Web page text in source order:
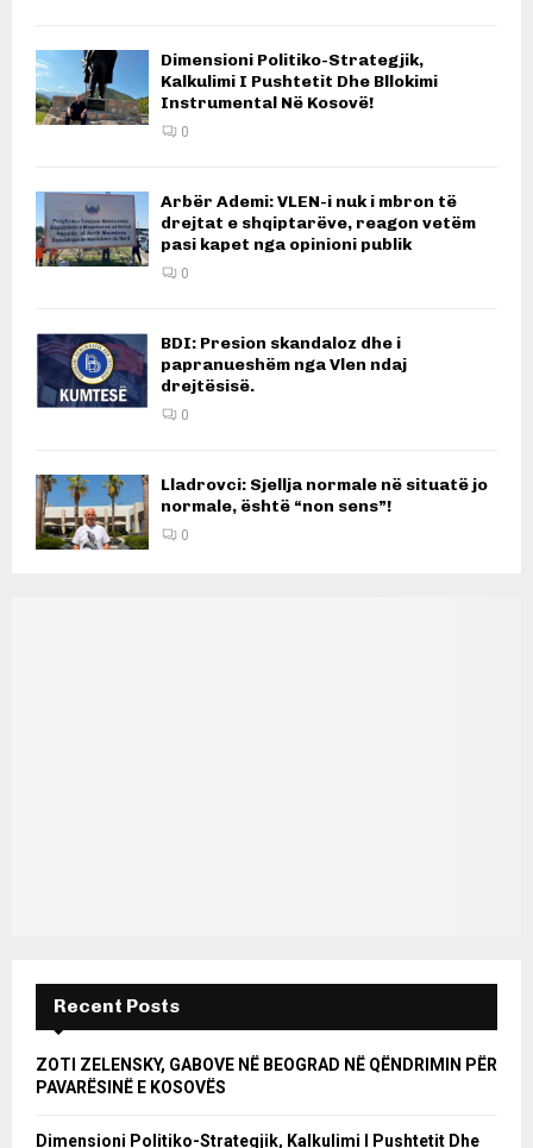
Dimensioni Politiko-Strategjik,
Kalkulimi I Pushtetit Dhe Bllokimi
Instrumental Në Kosovë!
0
Arbër Ademi: VLEN-i nuk i mbron të
drejtat e shqiptarëve, reagon vetëm
pasi kapet nga opinioni publik
0
BDI: Presion skandaloz dhe i
papranueshëm nga Vlen ndaj
drejtësisë.
0
Lladrovci: Sjellja normale në situatë jo
normale, është “non sens”!
0
Recent Posts
ZOTI ZELENSKY, GABOVE NË BEOGRAD NË QËNDRIMIN PËR
PAVARËSINË E KOSOVËS
Dimensioni Politiko-Strategjik, Kalkulimi I Pushtetit Dhe